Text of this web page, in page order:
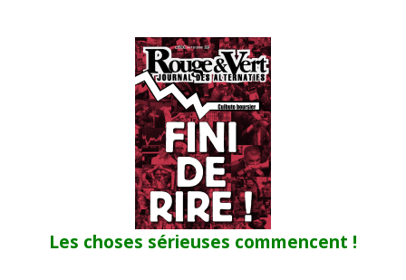
Les choses sérieuses commencent !